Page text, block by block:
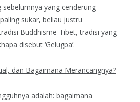
sebelumnya yang cenderung
sukar, beliau justru
Buddhisme-Tibet, tradisi yang
disebut ‘Gelugpa’.
dan Bagaimana Merancangnya?
adalah: bagaimana